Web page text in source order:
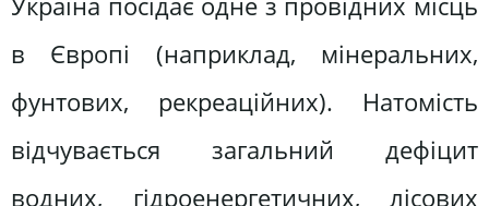
в Європі (наприклад, мінеральних,
фунтових, рекреаційних). Натомість
відчувається загальний дефіцит
водних, гідроенергетичних, лісових